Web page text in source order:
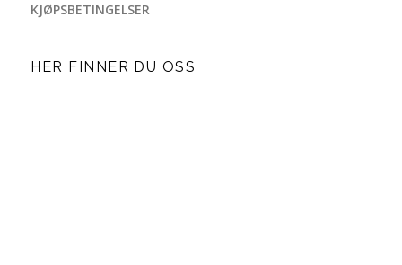
KJØPSBETINGELSER
HER FINNER DU OSS